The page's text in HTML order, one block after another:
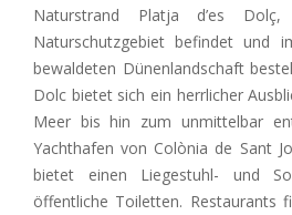
Naturstrand Platja d’es
Naturschutzgebiet befindet und
bewaldeten Dünenlandschaft
Dolc bietet sich ein herrlicher
Meer bis hin zum unmittelbar
Yachthafen von Colònia de Sant
bietet einen Liegestuhl- und
öffentliche Toiletten. Restaurants